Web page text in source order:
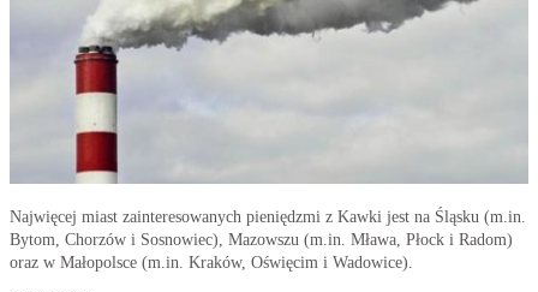
Najwięcej miast zainteresowanych pieniędzmi z Kawki jest na Śląsku (m.in.
Bytom, Chorzów i Sosnowiec), Mazowszu (m.in. Mława, Płock i Radom)
oraz w Małopolsce (m.in. Kraków, Oświęcim i Wadowice).